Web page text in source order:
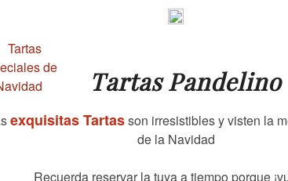
Tartas Pandelino
exquisitas Tartasson irresistibles y visten la
de la Navidad
Recuerda reservar la tuya a tiempo porque